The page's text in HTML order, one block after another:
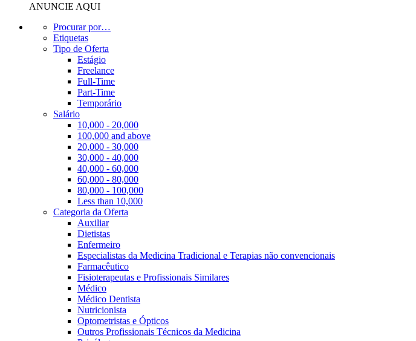
ANUNCIE AQUI
Procurar por…
Etiquetas
Tipo de Oferta
Estágio
Freelance
Full-Time
Part-Time
Temporário
Salário
10,000 - 20,000
100,000 and above
20,000 - 30,000
30,000 - 40,000
40,000 - 60,000
60,000 - 80,000
80,000 - 100,000
Less than 10,000
Categoria da Oferta
Auxiliar
Dietistas
Enfermeiro
Especialistas da Medicina Tradicional e Terapias não convencionais
Farmacêutico
Fisioterapeutas e Profissionais Similares
Médico
Médico Dentista
Nutricionista
Optometristas e Ópticos
Outros Profissionais Técnicos da Medicina